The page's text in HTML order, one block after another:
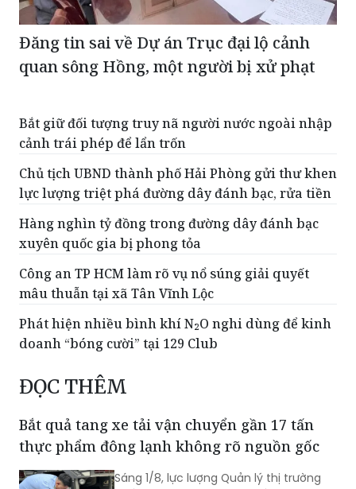
Đăng tin sai về Dự án Trục đại lộ cảnh
quan sông Hồng, một người bị xử phạt
Bắt giữ đối tượng truy nã người nước ngoài nhập
cảnh trái phép để lẩn trốn
Chủ tịch UBND thành phố Hải Phòng gửi thư khen
lực lượng triệt phá đường dây đánh bạc, rửa tiền
Hàng nghìn tỷ đồng trong đường dây đánh bạc
xuyên quốc gia bị phong tỏa
Công an TP HCM làm rõ vụ nổ súng giải quyết
mâu thuẫn tại xã Tân Vĩnh Lộc
Phát hiện nhiều bình khí N₂O nghi dùng để kinh
doanh “bóng cười” tại 129 Club
ĐỌC THÊM
Bắt quả tang xe tải vận chuyển gần 17 tấn
thực phẩm đông lạnh không rõ nguồn gốc
Sáng 1/8, lực lượng Quản lý thị trường